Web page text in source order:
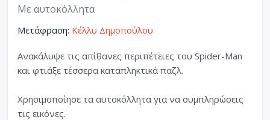
Με αυτοκόλλητα
Μετάφραση: Κέλλυ Δημοπούλου
Ανακάλυψε τις απίθανες περιπέτειες του Spider-Man
και φτιάξε τέσσερα καταπληκτικά παζλ.
Χρησιμοποίησε τα αυτοκόλλητα για να συμπληρώσεις
τις εικόνες.